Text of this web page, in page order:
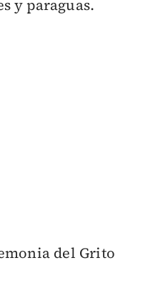
y paraguas.
del Grito